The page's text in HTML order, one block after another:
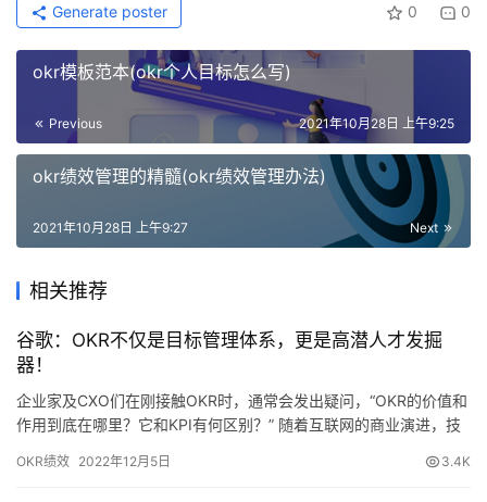
0 0
Generate poster
okr模板范本(okr个人目标怎么写)
Previous 2021年10月28日 上午9:25
okr绩效管理的精髓(okr绩效管理办法)
Next
2021年10月28日 上午9:27
相关推荐
谷歌：OKR不仅是目标管理体系，更是高潜人才发掘
器！
企业家及CXO们在刚接触OKR时，通常会发出疑问，“OKR的价值和
作用到底在哪里？它和KPI有何区别？” 随着互联网的商业演进，技
谷歌的人工智能AlphaGo战胜世界顶级围棋棋手李世石，不仅代表
OKR绩效 2022年12月5日 3.4K